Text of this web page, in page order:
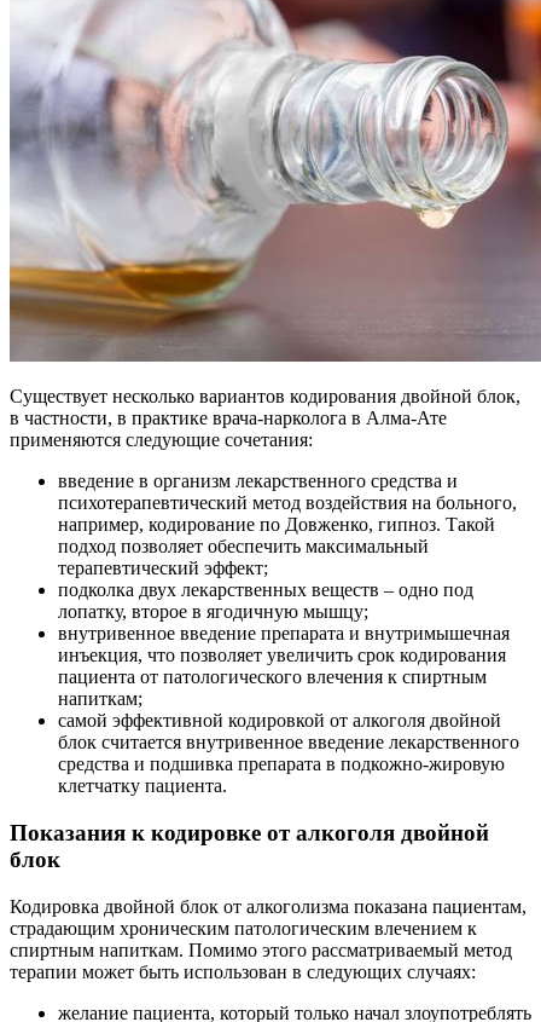
Существует несколько вариантов кодирования двойной блок,
в частности, в практике врача-нарколога в Алма-Ате
применяются следующие сочетания:
введение в организм лекарственного средства и
психотерапевтический метод воздействия на больного,
например, кодирование по Довженко, гипноз. Такой
подход позволяет обеспечить максимальный
терапевтический эффект;
подколка двух лекарственных веществ – одно под
лопатку, второе в ягодичную мышцу;
внутривенное введение препарата и внутримышечная
инъекция, что позволяет увеличить срок кодирования
пациента от патологического влечения к спиртным
напиткам;
самой эффективной кодировкой от алкоголя двойной
блок считается внутривенное введение лекарственного
средства и подшивка препарата в подкожно-жировую
клетчатку пациента.
Показания к кодировке от алкоголя двойной
блок
Кодировка двойной блок от алкоголизма показана пациентам,
страдающим хроническим патологическим влечением к
спиртным напиткам. Помимо этого рассматриваемый метод
терапии может быть использован в следующих случаях:
желание пациента, который только начал злоупотреблять